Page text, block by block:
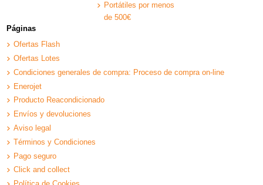
Portátiles por menos
de 500€
Páginas
Ofertas Flash
Ofertas Lotes
Condiciones generales de compra: Proceso de compra on-line
Enerojet
Producto Reacondicionado
Envíos y devoluciones
Aviso legal
Términos y Condiciones
Pago seguro
Click and collect